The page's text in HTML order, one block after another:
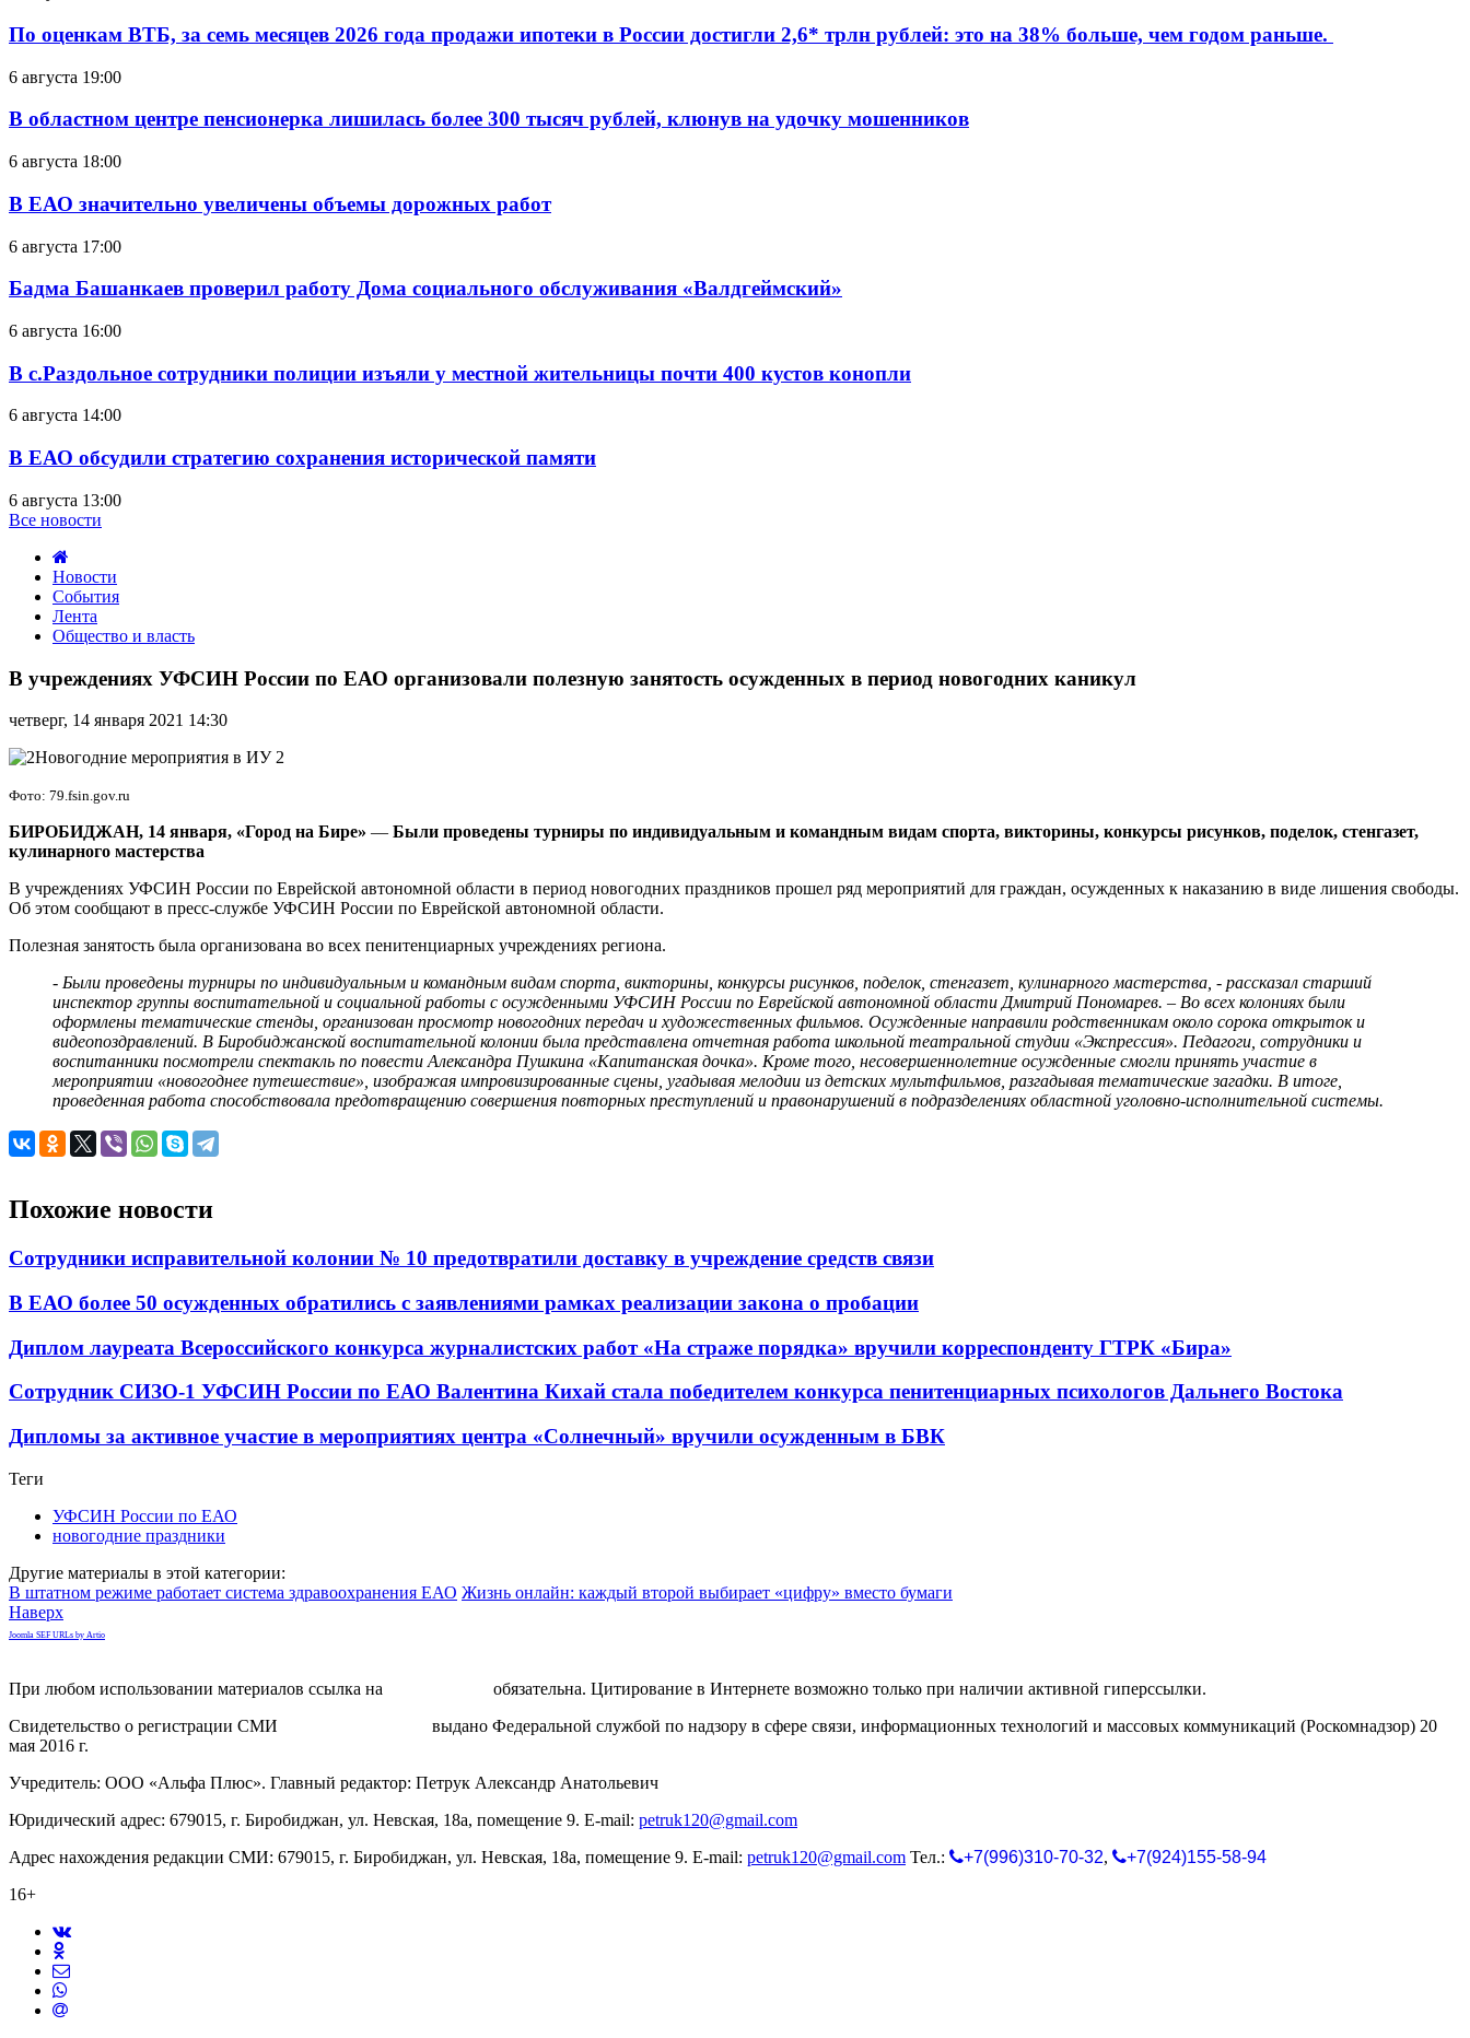
По оценкам ВТБ, за семь месяцев 2026 года продажи ипотеки в России достигли 2,6* трлн рублей: это на 38% больше, чем годом раньше.
6 августа 19:00
В областном центре пенсионерка лишилась более 300 тысяч рублей, клюнув на удочку мошенников
6 августа 18:00
В ЕАО значительно увеличены объемы дорожных работ
6 августа 17:00
Бадма Башанкаев проверил работу Дома социального обслуживания «Валдгеймский»
6 августа 16:00
В с.Раздольное сотрудники полиции изъяли у местной жительницы почти 400 кустов конопли
6 августа 14:00
В ЕАО обсудили стратегию сохранения исторической памяти
6 августа 13:00
Все новости
Новости
События
Лента
Общество и власть
учреждениях
УФСИН
России
по
ЕАО
организовали
полезную
осужденных
в
новогодних
каникул
В учреждениях УФСИН России по ЕАО организовали полезную занятость осужденных в период новогодних каникул
четверг, 14 января 2021 14:30
Фото: 79.fsin.gov.ru
БИРОБИДЖАН, 14 января, «Город на Бире» — Были проведены турниры по индивидуальным и командным видам спорта, викторины, конкурсы рисунков, поделок, стенгазет,
кулинарного мастерства
В учреждениях УФСИН России по Еврейской автономной области в период новогодних праздников прошел ряд мероприятий для граждан, осужденных к наказанию в виде лишения свободы.
Об этом сообщают в пресс-службе УФСИН России по Еврейской автономной области.
Полезная занятость была организована во всех пенитенциарных учреждениях региона.
- Были проведены турниры по индивидуальным и командным видам спорта, викторины, конкурсы рисунков, поделок, стенгазет, кулинарного мастерства, - рассказал старший
инспектор группы воспитательной и социальной работы с осужденными УФСИН России по Еврейской автономной области Дмитрий Пономарев. – Во всех колониях были
оформлены тематические стенды, организован просмотр новогодних передач и художественных фильмов. Осужденные направили родственникам около сорока открыток и
видеопоздравлений. В Биробиджанской воспитательной колонии была представлена отчетная работа школьной театральной студии «Экспрессия». Педагоги, сотрудники и
воспитанники посмотрели спектакль по повести Александра Пушкина «Капитанская дочка». Кроме того, несовершеннолетние осужденные смогли принять участие в
мероприятии «новогоднее путешествие», изображая импровизированные сцены, угадывая мелодии из детских мультфильмов, разгадывая тематические загадки. В итоге,
проведенная работа способствовала предотвращению совершения повторных преступлений и правонарушений в подразделениях областной уголовно-исполнительной системы.
Похожие новости
Сотрудники исправительной колонии № 10 предотвратили доставку в учреждение средств связи
В ЕАО более 50 осужденных обратились с заявлениями рамках реализации закона о пробации
Диплом лауреата Всероссийского конкурса журналистских работ «На страже порядка» вручили корреспонденту ГТРК «Бира»
Сотрудник СИЗО-1 УФСИН России по ЕАО Валентина Кихай стала победителем конкурса пенитенциарных психологов Дальнего Востока
Дипломы за активное участие в мероприятиях центра «Солнечный» вручили осужденным в БВК
Теги
УФСИН России по ЕАО
новогодние праздники
Другие материалы в этой категории:
В штатном режиме работает система здравоохранения ЕАО Жизнь онлайн: каждый второй выбирает «цифру» вместо бумаги
Наверх
Joomla SEF URLs by Artio
При любом использовании материалов ссылка на
обязательна. Цитирование в Интернете возможно только при наличии активной гиперссылки.
Свидетельство о регистрации СМИ
выдано Федеральной службой по надзору в сфере связи, информационных технологий и массовых коммуникаций (Роскомнадзор) 20
мая 2016 г.
Учредитель: ООО «Альфа Плюс». Главный редактор: Петрук Александр Анатольевич
Юридический адрес: 679015, г. Биробиджан, ул. Невская, 18а, помещение 9. E-mail: petruk120@gmail.com
Адрес нахождения редакции СМИ: 679015, г. Биробиджан, ул. Невская, 18а, помещение 9. E-mail: petruk120@gmail.com Тел.: +7(996)310-70-32,
+7(924)155-58-94
16+